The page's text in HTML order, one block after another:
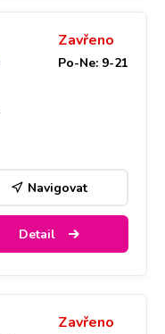
Zavřeno
Po-Ne: 9-21
Navigovat
Detail
Zavřeno